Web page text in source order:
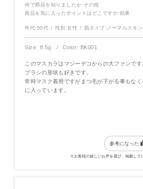
何で商品を知りましたか:その他
商品を気に入ったポイントはどこですか:効果
年代:50代 性別:女性 肌タイプ: ノーマルスキン
Size: 8.5g Color: BK001
このマスカラはマジーデコからの大ファンです
ブラシの形状も好きです。
常時マスク着用ですがまつ毛が下がる事もな
に入っています。
参考になった
※お客様の嬉しいお声を選び、掲載して